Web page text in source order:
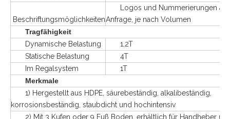
Beschriftungsmöglichkeiten
Logos und Nummerierungen auf
Anfrage, je nach Volumen
Tragfähigkeit
Dynamische Belastung
1,2T
Statische Belastung
4T
Im Regalsystem
1T
Merkmale
1) Hergestellt aus HDPE, säurebeständig, alkalibeständig,
korrosionsbeständig, staubdicht und hochintensiv
2) Mit 3 Kufen oder 9 Fuß Boden, erhältlich für Handheber